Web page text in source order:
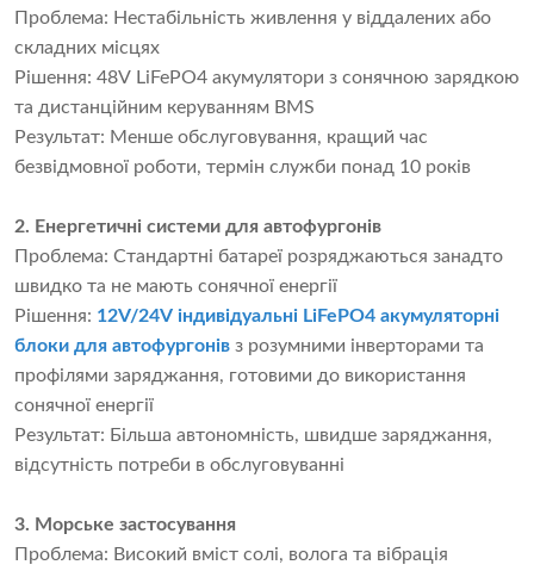
Проблема: Нестабільність живлення у віддалених або
складних місцях
Рішення: 48V LiFePO4 акумулятори з сонячною зарядкою
та дистанційним керуванням BMS
Результат: Менше обслуговування, кращий час
безвідмовної роботи, термін служби понад 10 років
2. Енергетичні системи для автофургонів
Проблема: Стандартні батареї розряджаються занадто
швидко та не мають сонячної енергії
Рішення: 12V/24V індивідуальні LiFePO4 акумуляторні
блоки для автофургонів з розумними інверторами та
профілями заряджання, готовими до використання
сонячної енергії
Результат: Більша автономність, швидше заряджання,
відсутність потреби в обслуговуванні
3. Морське застосування
Проблема: Високий вміст солі, волога та вібрація